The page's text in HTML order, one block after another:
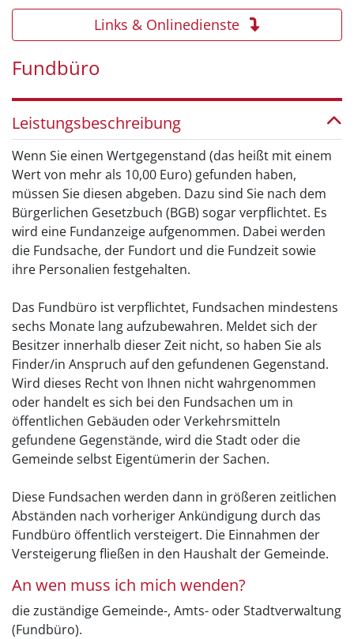
Links & Onlinedienste
Fundbüro
Leistungsbeschreibung
Wenn Sie einen Wertgegenstand (das heißt mit einem
Wert von mehr als 10,00 Euro) gefunden haben,
müssen Sie diesen abgeben. Dazu sind Sie nach dem
Bürgerlichen Gesetzbuch (BGB) sogar verpflichtet. Es
wird eine Fundanzeige aufgenommen. Dabei werden
die Fundsache, der Fundort und die Fundzeit sowie
ihre Personalien festgehalten.
Das Fundbüro ist verpflichtet, Fundsachen mindestens
sechs Monate lang aufzubewahren. Meldet sich der
Besitzer innerhalb dieser Zeit nicht, so haben Sie als
Finder/in Anspruch auf den gefundenen Gegenstand.
Wird dieses Recht von Ihnen nicht wahrgenommen
oder handelt es sich bei den Fundsachen um in
öffentlichen Gebäuden oder Verkehrsmitteln
gefundene Gegenstände, wird die Stadt oder die
Gemeinde selbst Eigentümerin der Sachen.
Diese Fundsachen werden dann in größeren zeitlichen
Abständen nach vorheriger Ankündigung durch das
Fundbüro öffentlich versteigert. Die Einnahmen der
Versteigerung fließen in den Haushalt der Gemeinde.
An wen muss ich mich wenden?
die zuständige Gemeinde-, Amts- oder Stadtverwaltung
(Fundbüro).